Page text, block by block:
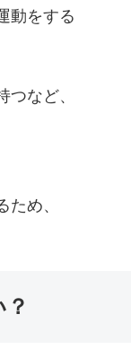
動をする
など、
め、